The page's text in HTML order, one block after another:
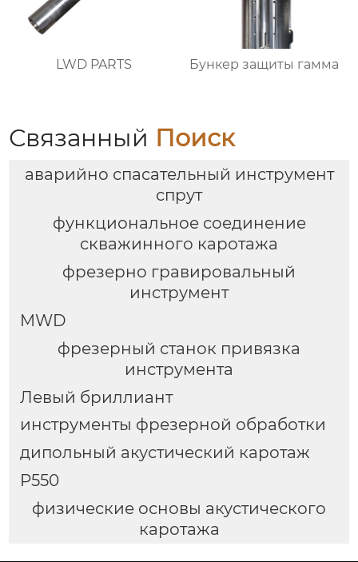
LWD PARTS Бункер защиты гамма
Связанный Поиск
аварийно спасательный инструмент
спрут
функциональное соединение
скважинного каротажа
фрезерно гравировальный
инструмент
MWD
фрезерный станок привязка
инструмента
Левый бриллиант
инструменты фрезерной обработки
дипольный акустический каротаж
P550
физические основы акустического
каротажа